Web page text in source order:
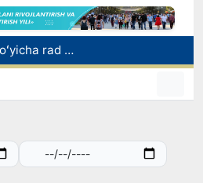
Oʻqishini koʻchirish boʻyicha rad etilgan arizalarni 10 avgustga qadar tahrirlash mumkin
I va II guruh nogironligi boʻlgan fuqarolarga pensiya proaktiv tarzda tayinlanadi
Toshkentda 4 kilogrammdan ortiq giyohvandlik vositalarining “zakladka” usulida tarqatilishiga chek qoʻyildi